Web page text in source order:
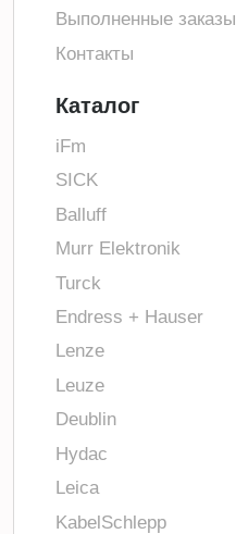
Выполненные заказы
Контакты
Каталог
iFm
SICK
Balluff
Murr Elektronik
Turck
Endress + Hauser
Lenze
Leuze
Deublin
Hydac
Leica
KabelSchlepp